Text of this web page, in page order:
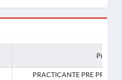
Puesto
PRACTICANTE PRE